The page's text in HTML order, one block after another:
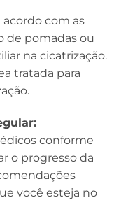
acordo com as
de pomadas ou
na cicatrização.
tratada para
conforme
o progresso da
você esteja no